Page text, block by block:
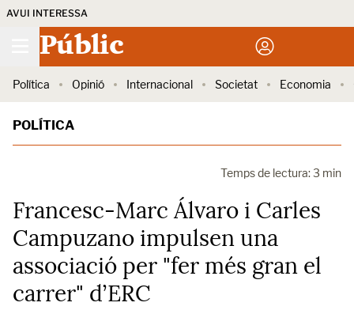
AVUI INTERESSA
Públic
Política Opinió Internacional Societat Economia
POLÍTICA
Temps de lectura: 3 min
Francesc-Marc Álvaro i Carles
Campuzano impulsen una
associació per "fer més gran el
carrer" d’ERC